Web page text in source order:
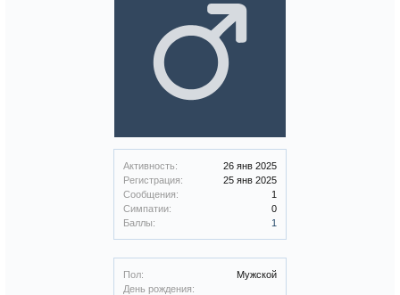
Активность:
26 янв 2025
Регистрация:
25 янв 2025
Сообщения:
1
Симпатии:
0
Баллы:
1
Пол:
Мужской
День рождения: